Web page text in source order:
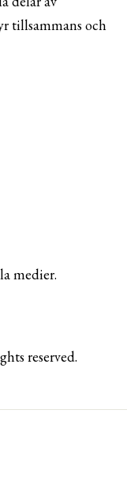
tillsammans och
medier.
reserved.